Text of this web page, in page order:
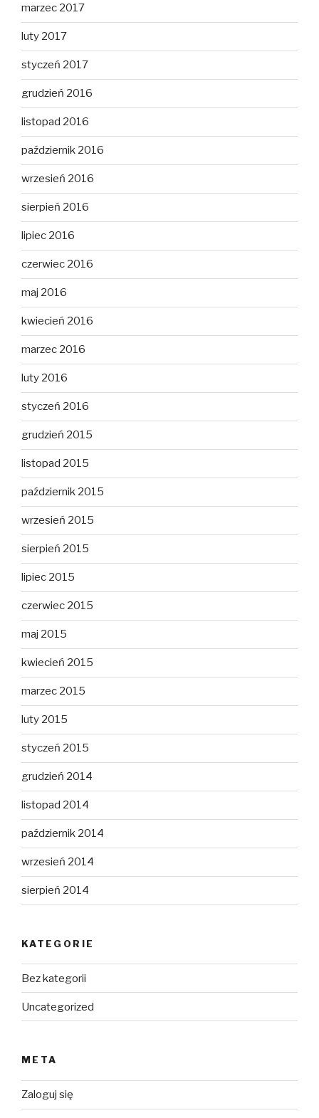
marzec 2017
luty 2017
styczeń 2017
grudzień 2016
listopad 2016
październik 2016
wrzesień 2016
sierpień 2016
lipiec 2016
czerwiec 2016
maj 2016
kwiecień 2016
marzec 2016
luty 2016
styczeń 2016
grudzień 2015
listopad 2015
październik 2015
wrzesień 2015
sierpień 2015
lipiec 2015
czerwiec 2015
maj 2015
kwiecień 2015
marzec 2015
luty 2015
styczeń 2015
grudzień 2014
listopad 2014
październik 2014
wrzesień 2014
sierpień 2014
KATEGORIE
Bez kategorii
Uncategorized
META
Zaloguj się